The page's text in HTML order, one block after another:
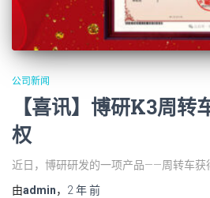
公司新闻
【喜讯】博研K3周转
权
近日，博研研发的一项产品——周转车获
由admin， 2 年前